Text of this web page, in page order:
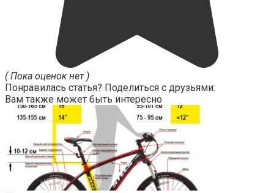
( Пока оценок нет )
Понравилась статья? Поделиться с друзьями:
Вам также может быть интересно